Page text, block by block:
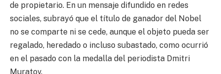
de propietario. En un mensaje difundido en redes
sociales, subrayó que el título de ganador del Nobel
no se comparte ni se cede, aunque el objeto pueda ser
regalado, heredado o incluso subastado, como ocurrió
en el pasado con la medalla del periodista Dmitri
Muratov.